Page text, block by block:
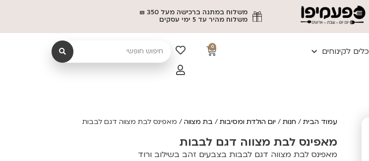
משלוח במתנה ברכישה מעל 350 ₪
משלוח מהיר עד 5 ימי עסקים
כלים לקינוחים
0
עמוד הבית/ חנות/ יום הולדת ומסיבות/ בת מצווה/ מאפינס לבת מצווה דגם לבבות
מאפינס לבת מצווה דגם לבבות
מאפינס לבת מצווה דגם לבבות בצבעים זהב בשילוב ורוד